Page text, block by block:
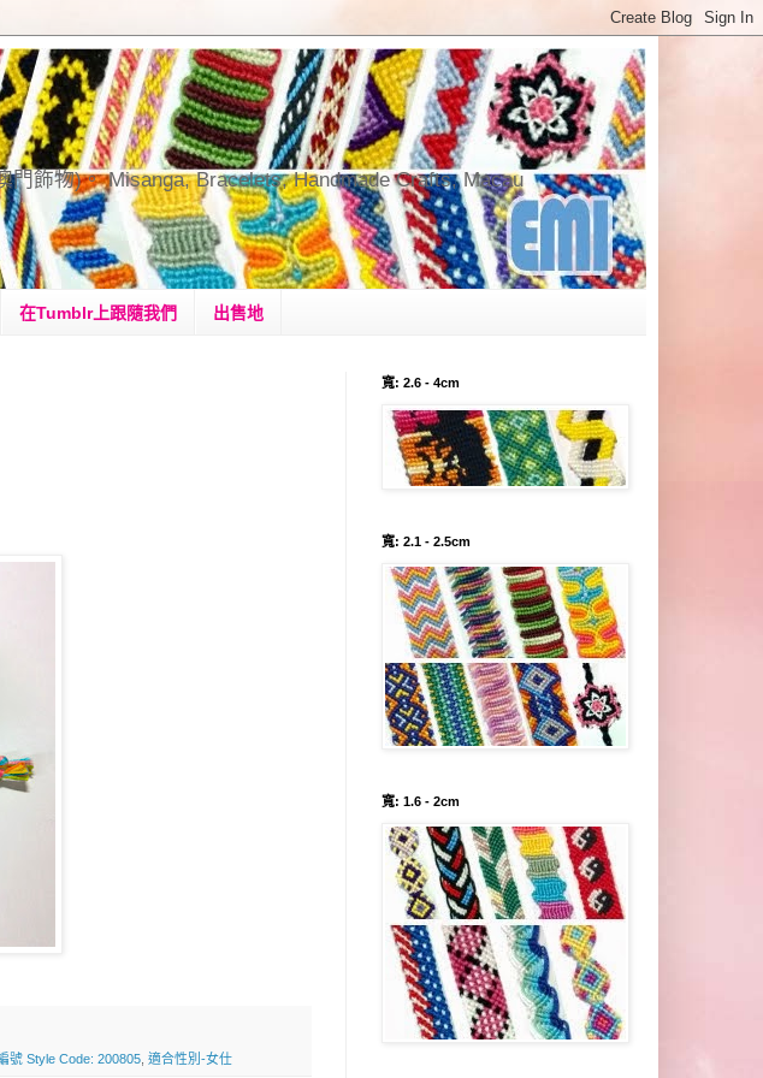
飾物)。 Misanga, Bracelets, Handmade Crafts, Macau
在Tumblr上跟隨我們 出售地
號 Style Code: 200805 適合性別-女仕
寬: 2.6 - 4cm
寬: 2.1 - 2.5cm
寬: 1.6 - 2cm